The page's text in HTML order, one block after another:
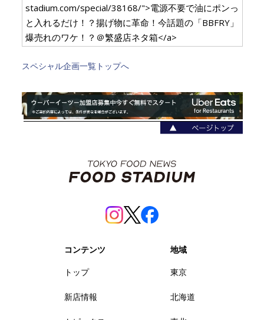
stadium.com/special/38168/">電源不要で油にポンっ
と入れるだけ！？揚げ物に革命！今話題の「BBFRY」
爆売れのワケ！？＠繁盛店ネタ箱</a>
スペシャル企画一覧トップへ
コンテンツ
トップ
新店情報
地域
東京
北海道